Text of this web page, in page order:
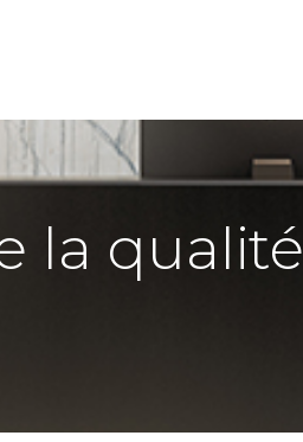
la qualité